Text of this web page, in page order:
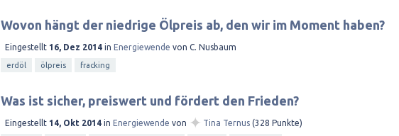
Wovon hängt der niedrige Ölpreis ab, den wir im Moment haben?
Eingestellt 16, Dez 2014 in Energiewende von C. Nusbaum
erdöl ölpreis fracking
Was ist sicher, preiswert und fördert den Frieden?
Eingestellt 14, Okt 2014 in Energiewende von ✦ Tina Ternus (328 Punkte)